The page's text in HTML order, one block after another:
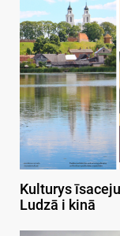
Kulturys
Ludzā i kinā